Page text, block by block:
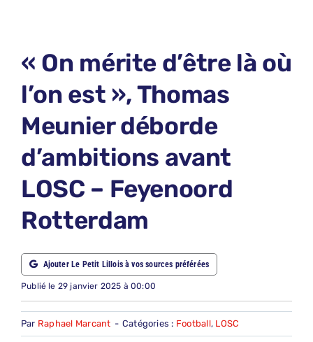
ABONNEMENTS
NOUS CONTACTER
NOUS SUIVRE
Rechercher:
« On mérite d’être là où
l’on est », Thomas
Meunier déborde
d’ambitions avant
LOSC – Feyenoord
Rotterdam
Ajouter Le Petit Lillois à vos sources préférées
Publié le 29 janvier 2025 à 00:00
Par Raphael Marcant - Catégories : Football, LOSC